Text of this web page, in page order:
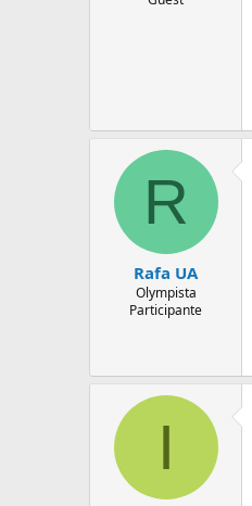
R
Rafa UA
Olympista
Participante
I